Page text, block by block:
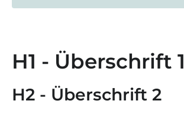
H1 - Überschrift 1
H2 - Überschrift 2